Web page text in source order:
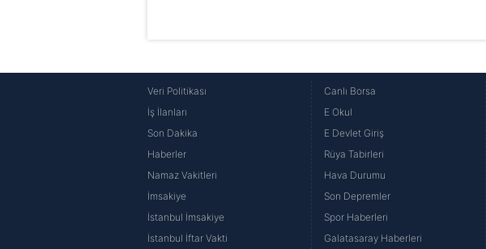
Veri Politikası
İş İlanları
Son Dakika
Haberler
Namaz Vakitleri
İmsakiye
İstanbul İmsakiye
İstanbul İftar Vakti
Canlı Borsa
E Okul
E Devlet Giriş
Rüya Tabirleri
Hava Durumu
Son Depremler
Spor Haberleri
Galatasaray Haberleri